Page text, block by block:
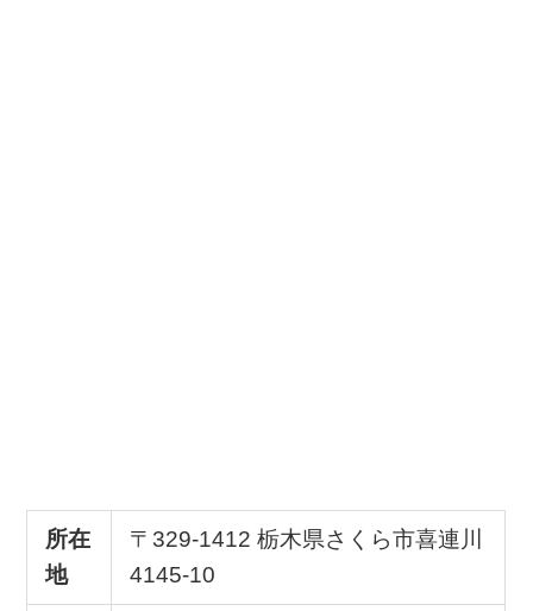
所在
地
〒329-1412 栃木県さくら市喜連川
4145-10